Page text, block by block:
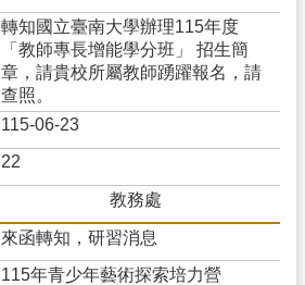
轉知國立臺南大學辦理115年度
「教師專長增能學分班」 招生簡
章，請貴校所屬教師踴躍報名，請
查照。
115-06-23
22
教務處
來函轉知，研習消息
115年青少年藝術探索培力營